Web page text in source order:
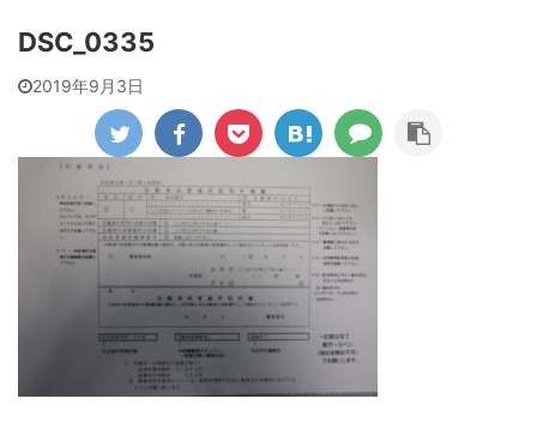
DSC_0335
2019年9月3日